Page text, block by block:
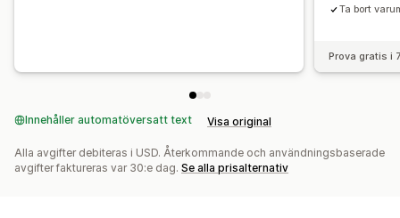
Ta bort
Prova gratis i
Innehåller automatöversatt text Visa original
Alla avgifter debiteras i USD. Återkommande och användningsbaserade
avgifter faktureras var 30:e dag. Se alla prisalternativ